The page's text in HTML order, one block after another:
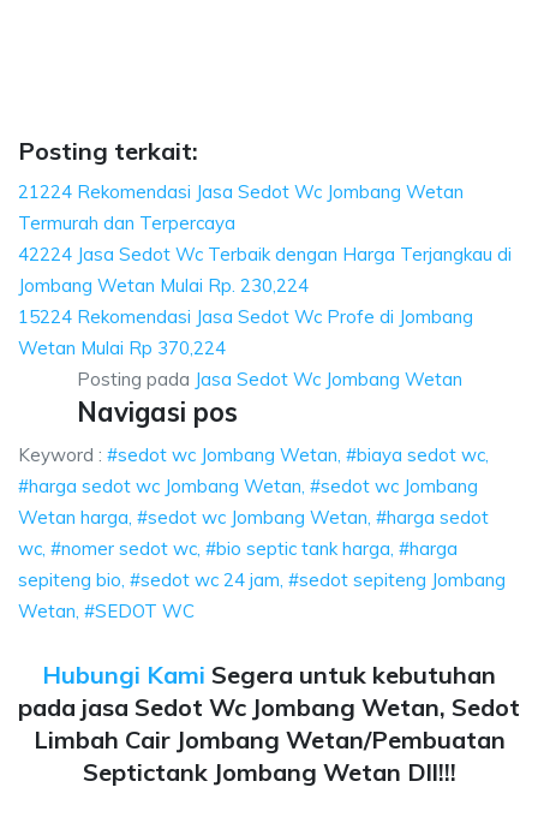
Posting terkait:
21224 Rekomendasi Jasa Sedot Wc Jombang Wetan
Termurah dan Terpercaya
42224 Jasa Sedot Wc Terbaik dengan Harga Terjangkau di
Jombang Wetan Mulai Rp. 230,224
15224 Rekomendasi Jasa Sedot Wc Profe di Jombang
Wetan Mulai Rp 370,224
Posting pada Jasa Sedot Wc Jombang Wetan
Navigasi pos
Keyword : #sedot wc Jombang Wetan, #biaya sedot wc,
#harga sedot wc Jombang Wetan, #sedot wc Jombang
Wetan harga, #sedot wc Jombang Wetan, #harga sedot
wc, #nomer sedot wc, #bio septic tank harga, #harga
sepiteng bio, #sedot wc 24 jam, #sedot sepiteng Jombang
Wetan, #SEDOT WC
Hubungi Kami Segera untuk kebutuhan
pada jasa Sedot Wc Jombang Wetan, Sedot
Limbah Cair Jombang Wetan/Pembuatan
Septictank Jombang Wetan Dll!!!